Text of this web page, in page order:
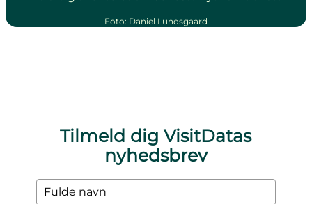
Foto: Daniel Lundsgaard
Tilmeld dig VisitDatas
nyhedsbrev